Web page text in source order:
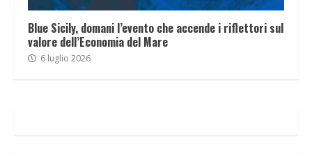
Blue Sicily, domani l’evento che accende i riflettori sul
valore dell’Economia del Mare
6 luglio 2026